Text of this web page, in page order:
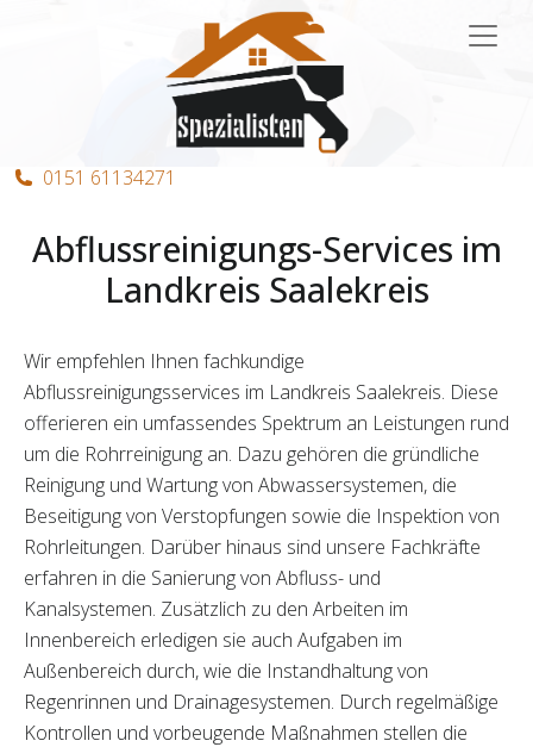
Hauptnavigation
0151 61134271
Abflussreinigungs-Services im
Landkreis Saalekreis
Wir empfehlen Ihnen fachkundige
Abflussreinigungsservices im Landkreis Saalekreis. Diese
offerieren ein umfassendes Spektrum an Leistungen rund
um die Rohrreinigung an. Dazu gehören die gründliche
Reinigung und Wartung von Abwassersystemen, die
Beseitigung von Verstopfungen sowie die Inspektion von
Rohrleitungen. Darüber hinaus sind unsere Fachkräfte
erfahren in die Sanierung von Abfluss- und
Kanalsystemen. Zusätzlich zu den Arbeiten im
Innenbereich erledigen sie auch Aufgaben im
Außenbereich durch, wie die Instandhaltung von
Regenrinnen und Drainagesystemen. Durch regelmäßige
Kontrollen und vorbeugende Maßnahmen stellen die